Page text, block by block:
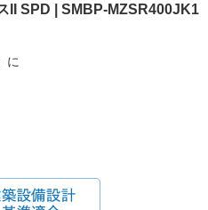
II SPD | SMBP-MZSR400JK1
に